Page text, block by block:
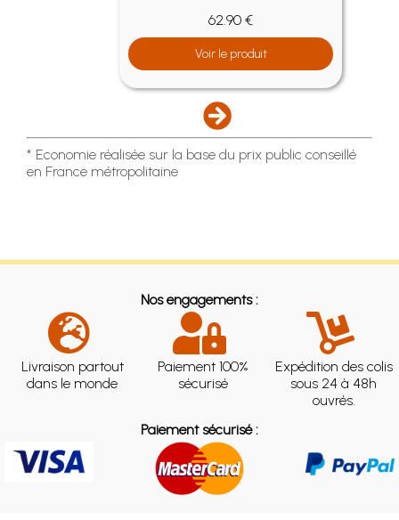
62.90 €
Voir le produit
* Economie réalisée sur la base du prix public conseillé
en France métropolitaine
Nos engagements :
Livraison partout
dans le monde
Paiement 100%
sécurisé
Expédition des colis
sous 24 à 48h
ouvrés.
Paiement sécurisé :